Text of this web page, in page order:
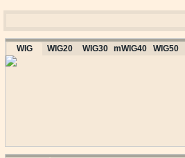
WIG WIG20 WIG30 mWIG40 WIG50